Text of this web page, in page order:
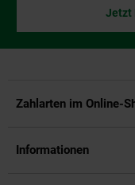
Jetzt
Zahlarten im Online-
Informationen